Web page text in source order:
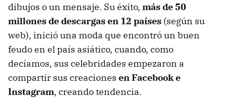
dibujos o un mensaje. Su éxito, más de 50
millones de descargas en 12 países (según su
web), inició una moda que encontró un buen
feudo en el país asiático, cuando, como
decíamos, sus celebridades empezaron a
compartir sus creaciones en Facebook e
Instagram, creando tendencia.